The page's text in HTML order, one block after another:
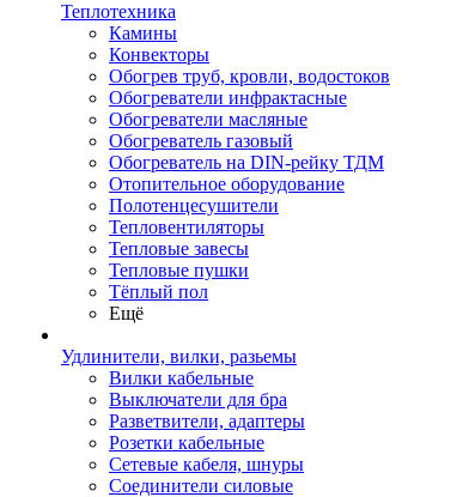
Теплотехника
Камины
Конвекторы
Обогрев труб, кровли, водостоков
Обогреватели инфрактасные
Обогреватели масляные
Обогреватель газовый
Обогреватель на DIN-рейку ТДМ
Отопительное оборудование
Полотенцесушители
Тепловентиляторы
Тепловые завесы
Тепловые пушки
Тёплый пол
Ещё
Удлинители, вилки, разьемы
Вилки кабельные
Выключатели для бра
Разветвители, адаптеры
Розетки кабельные
Сетевые кабеля, шнуры
Соединители силовые